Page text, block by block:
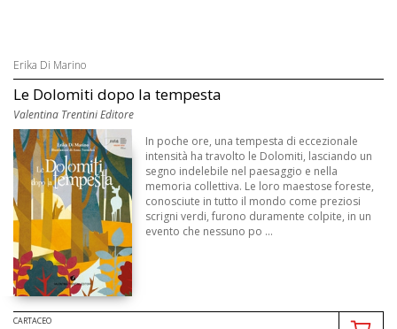
Erika Di Marino
Le Dolomiti dopo la tempesta
Valentina Trentini Editore
In poche ore, una tempesta di eccezionale
intensità ha travolto le Dolomiti, lasciando un
segno indelebile nel paesaggio e nella
memoria collettiva. Le loro maestose foreste,
conosciute in tutto il mondo come preziosi
scrigni verdi, furono duramente colpite, in un
evento che nessuno po ...
CARTACEO